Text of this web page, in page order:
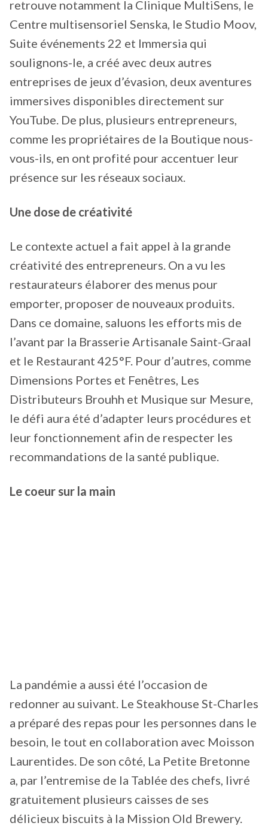
retrouve notamment la Clinique MultiSens, le
Centre multisensoriel Senska, le Studio Moov,
Suite événements 22 et Immersia qui
soulignons-le, a créé avec deux autres
entreprises de jeux d’évasion, deux aventures
immersives disponibles directement sur
YouTube. De plus, plusieurs entrepreneurs,
comme les propriétaires de la Boutique nous-
vous-ils, en ont profité pour accentuer leur
présence sur les réseaux sociaux.
Une dose de créativité
Le contexte actuel a fait appel à la grande
créativité des entrepreneurs. On a vu les
restaurateurs élaborer des menus pour
emporter, proposer de nouveaux produits.
Dans ce domaine, saluons les efforts mis de
l’avant par la Brasserie Artisanale Saint-Graal
et le Restaurant 425°F. Pour d’autres, comme
Dimensions Portes et Fenêtres, Les
Distributeurs Brouhh et Musique sur Mesure,
le défi aura été d’adapter leurs procédures et
leur fonctionnement afin de respecter les
recommandations de la santé publique.
Le coeur sur la main
La pandémie a aussi été l’occasion de
redonner au suivant. Le Steakhouse St-Charles
a préparé des repas pour les personnes dans le
besoin, le tout en collaboration avec Moisson
Laurentides. De son côté, La Petite Bretonne
a, par l’entremise de la Tablée des chefs, livré
gratuitement plusieurs caisses de ses
délicieux biscuits à la Mission Old Brewery.